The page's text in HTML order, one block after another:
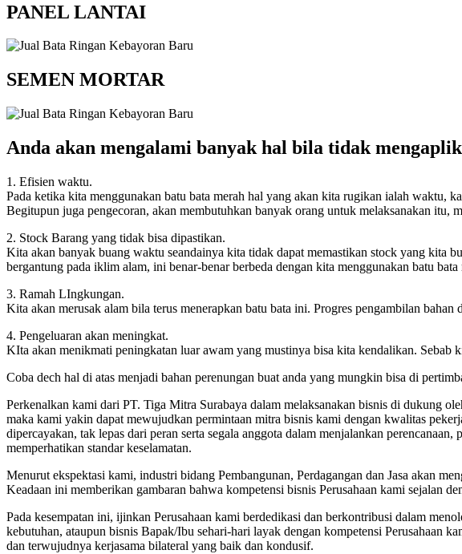
PANEL LANTAI
SEMEN MORTAR
Anda akan mengalami banyak hal bila tidak
1. Efisien waktu.
Pada ketika kita menggunakan batu bata merah hal yang akan kita rugikan ialah waktu,
Begitupun juga pengecoran, akan membutuhkan banyak orang untuk melaksanakan itu,
2. Stock Barang yang tidak bisa dipastikan.
Kita akan banyak buang waktu seandainya kita tidak dapat memastikan stock yang kita
bergantung pada iklim alam, ini benar-benar berbeda dengan kita menggunakan batu
3. Ramah LIngkungan.
Kita akan merusak alam bila terus menerapkan batu bata ini. Progres pengambilan
4. Pengeluaran akan meningkat.
KIta akan menikmati peningkatan luar awam yang mustinya bisa kita kendalikan. Sebab
Coba dech hal di atas menjadi bahan perenungan buat anda yang mungkin bisa di
Perkenalkan kami dari PT. Tiga Mitra Surabaya dalam melaksanakan bisnis di dukung
maka kami yakin dapat mewujudkan permintaan mitra bisnis kami dengan kwalitas
dipercayakan, tak lepas dari peran serta segala anggota dalam menjalankan
memperhatikan standar keselamatan.
Menurut ekspektasi kami, industri bidang Pembangunan, Perdagangan dan Jasa akan
Keadaan ini memberikan gambaran bahwa kompetensi bisnis Perusahaan kami sejalan
Pada kesempatan ini, ijinkan Perusahaan kami berdedikasi dan berkontribusi dalam
kebutuhan, ataupun bisnis Bapak/Ibu sehari-hari layak dengan kompetensi Perusahaan
dan terwujudnya kerjasama bilateral yang baik dan kondusif.